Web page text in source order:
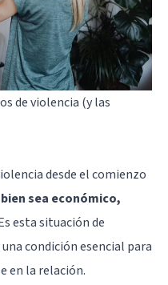
de violencia (y las
desde el comienzo
sea económico,
esta situación de
condición esencial para
en la relación.